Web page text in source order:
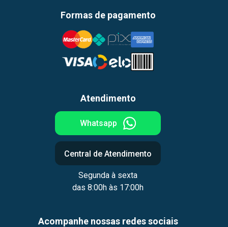
Formas de pagamento
Atendimento
Whatsapp
Central de Atendimento
Segunda à sexta
das 8:00h às 17:00h
Acompanhe nossas redes sociais